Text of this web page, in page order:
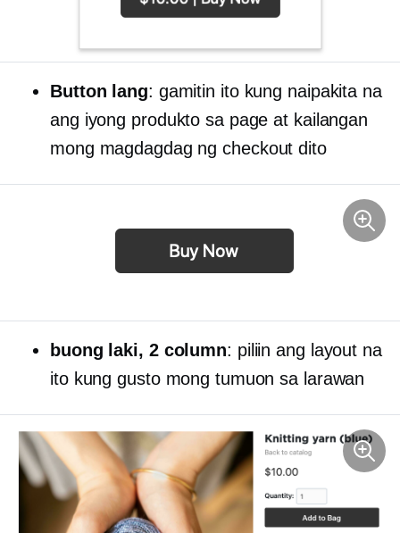
Button lang: gamitin ito kung naipakita na
ang iyong produkto sa page at kailangan
mong magdagdag ng checkout dito
buong laki, 2 column: piliin ang layout na
ito kung gusto mong tumuon sa larawan